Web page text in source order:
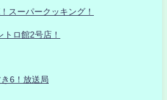
スーパークッキング！
ロ館2号店！
6！放送局